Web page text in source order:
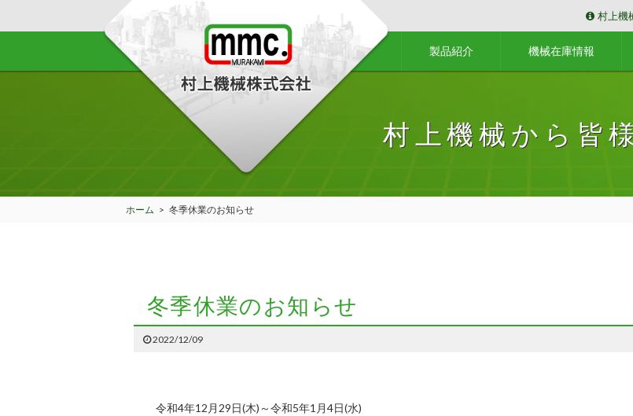
村上機
製品紹介 機械在庫情報
村上機械から皆
ホーム > 冬季休業のお知らせ
冬季休業のお知らせ
2022/12/09
令和4年12月29日(木)～令和5年1月4日(水)